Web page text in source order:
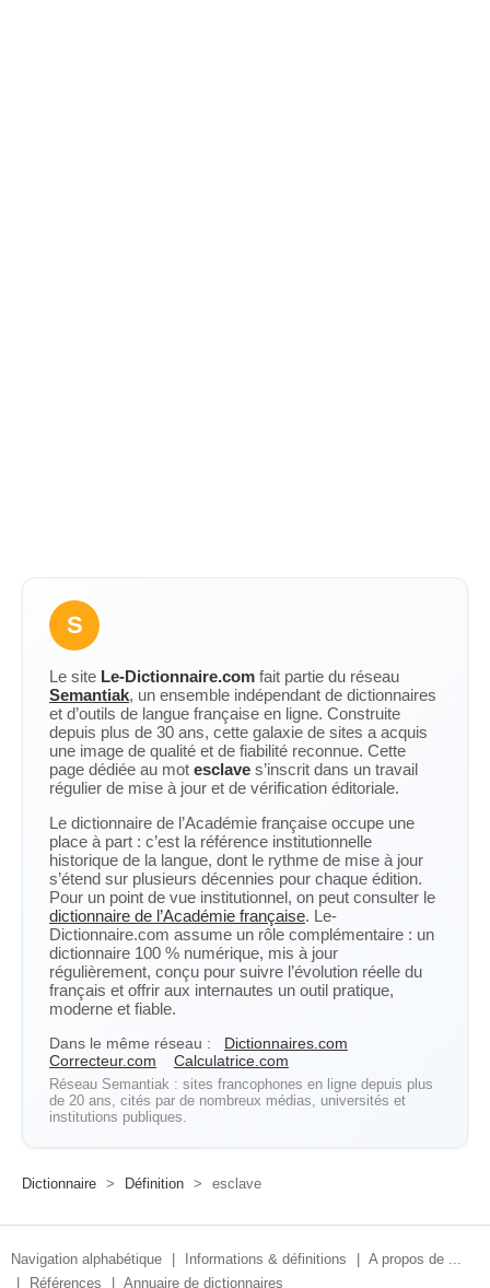
S
Le site Le-Dictionnaire.com fait partie du réseau
Semantiak, un ensemble indépendant de dictionnaires
et d’outils de langue française en ligne. Construite
depuis plus de 30 ans, cette galaxie de sites a acquis
une image de qualité et de fiabilité reconnue. Cette
page dédiée au mot esclave s’inscrit dans un travail
régulier de mise à jour et de vérification éditoriale.
Le dictionnaire de l’Académie française occupe une
place à part : c’est la référence institutionnelle
historique de la langue, dont le rythme de mise à jour
s’étend sur plusieurs décennies pour chaque édition.
Pour un point de vue institutionnel, on peut consulter le
dictionnaire de l’Académie française. Le-
Dictionnaire.com assume un rôle complémentaire : un
dictionnaire 100 % numérique, mis à jour
régulièrement, conçu pour suivre l’évolution réelle du
français et offrir aux internautes un outil pratique,
moderne et fiable.
Dans le même réseau :
Dictionnaires.com
Correcteur.com
Calculatrice.com
Réseau Semantiak : sites francophones en ligne depuis plus
de 20 ans, cités par de nombreux médias, universités et
institutions publiques.
Dictionnaire > Définition > esclave
Navigation alphabétique Informations & définitions
A propos de ...
Références Annuaire de dictionnaires